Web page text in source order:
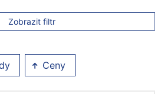
Zobrazit filtr
Ceny